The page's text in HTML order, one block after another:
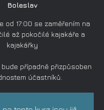
Boleslav
od 17:00 se zaměřením na
až pokočilé kajakáře a
kajakářky
bude případně přizpůsoben
účastníků.